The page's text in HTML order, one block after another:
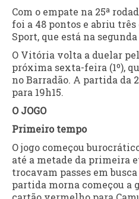
Com o empate na 25ª
foi a 48 pontos e abriu
Sport, que está na
O Vitória volta a duelar
próxima sexta-feira (1º),
no Barradão. A partida da
para 19h15.
O JOGO
Primeiro tempo
O jogo começou
até a metade da primeira
trocavam passes em busca
partida morna começou a